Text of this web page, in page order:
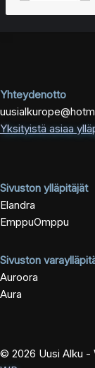
Yhteydenotto
Yksityistä asiaa
Sivuston ylläpitäjät
Elandra
EmppuOmppu
Sivuston
Auroora
Aura
© 2026 Uusi Alku -